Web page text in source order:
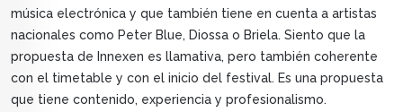
música electrónica y que también tiene en cuenta a artistas
nacionales como Peter Blue, Diossa o Briela. Siento que la
propuesta de Innexen es llamativa, pero también coherente
con el timetable y con el inicio del festival. Es una propuesta
que tiene contenido, experiencia y profesionalismo.